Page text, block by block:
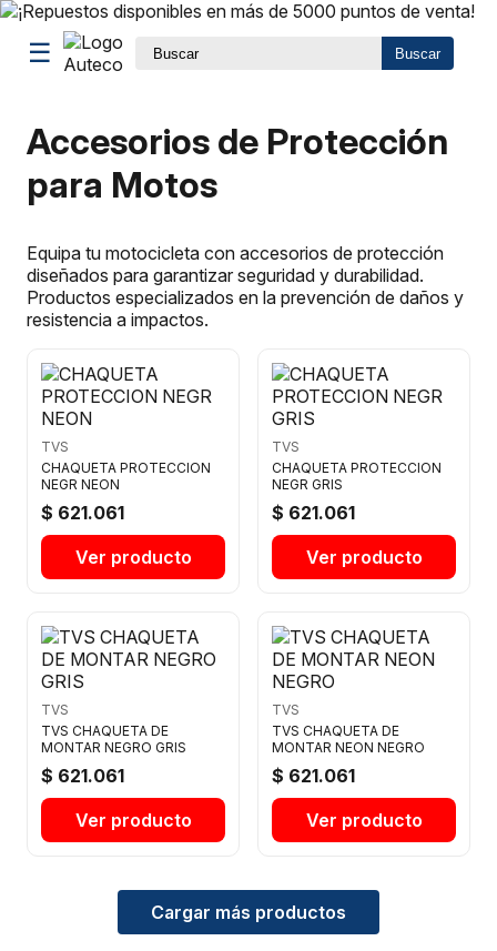
☰ Buscar
Accesorios de Protección
para Motos
Equipa tu motocicleta con accesorios de protección
diseñados para garantizar seguridad y durabilidad.
Productos especializados en la prevención de daños y
resistencia a impactos.
TVS
CHAQUETA PROTECCION
NEGR NEON
$ 621.061
Ver producto
TVS
CHAQUETA PROTECCION
NEGR GRIS
$ 621.061
Ver producto
TVS
TVS CHAQUETA DE
MONTAR NEGRO GRIS
$ 621.061
Ver producto
TVS
TVS CHAQUETA DE
MONTAR NEON NEGRO
$ 621.061
Ver producto
Cargar más productos